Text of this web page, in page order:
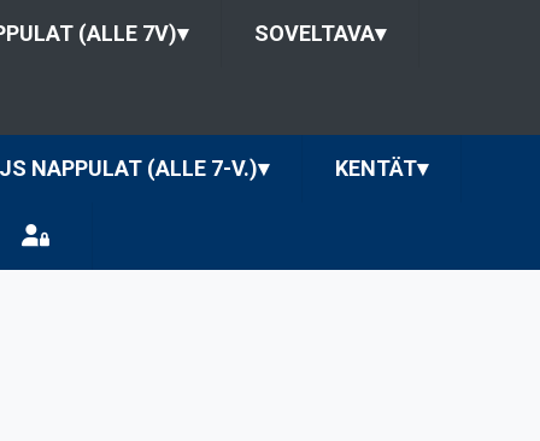
(ALLE 7V)▾ SOVELTAVA▾
NAPPULAT (ALLE 7-V.)▾ KENTÄT▾